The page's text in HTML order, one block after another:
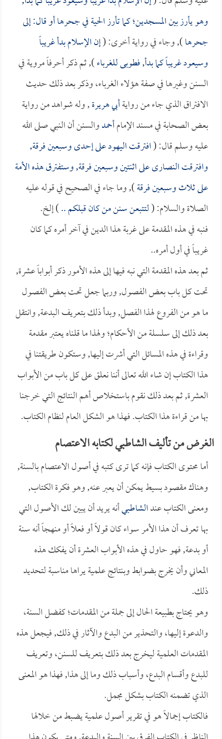
وهو يأرز بين المسجدين؛ كما تأرز الحية في جحرها أو قال: إلى
جحرها), وجاء في رواية أخرى: (إن الإسلام بدأ غريباً
وسيعود غريباً كما بدأ, فطوبى للغرباء), ثم ذكر أحرفاً مروية في
السنن وغيرها في صفة هؤلاء الغرباء، وذكر بعد ذلك حديث
الافتراق الذي جاء من روايةأبي هريرة, وله شواهد من رواية
بعض الصحابة في مسند الإمامأحمدوالسنن أن النبي صلى الله
عليه وسلم قال: (افترقت اليهود على إحدى وسبعين فرقة,
وافترقت النصارى على اثنتين وسبعين فرقة, وستفترق هذه الأمة
على ثلاث وسبعين فرقة), وما جاء في الصحيح في قوله عليه
الصلاة والسلام: (لتتبعن سنن من كان قبلكم ..) إلخ.
فنبه في هذه المقدمة على غربة هذا الدين في آخر أمره كما كان
غريباً في أول أمره..
ثم بعد هذه المقدمة التي نبه فيها إلى هذه الأمور ذكر أبواباً عشرة,
تحت كل باب بعض الفصول, وربما جعل تحت بعض الفصول
ما هو من الفروع لهذا الفصل, وبدأ ذلك بتعريف البدعة, وانتقل
بعد ذلك إلى سلسلة من الأحكام؛ ولهذا ما قلناه يعتبر مقدمة
وقراءة في هذه المسائل التي أشرت إليها, وستكون طريقتنا في
هذا الكتاب إن شاء الله تعالى أننا نعلق على كل باب من الأبواب
العشرة, ثم بعد ذلك نقوم باستخلاص أهم النتائج التي خرجنا
بها من قراءة هذا الكتاب. فهذا هو الشكل العام لنظام الكتاب.
الغرض من تأليف الشاطبي لكتابه الاعتصام
أما محتوى الكتاب فإنه كما ترى كتبه في أصول الاعتصام بالسنة,
وهناك مقصود بسيط يمكن أن يعبر عنه, وهو فكرة الكتاب,
ومعنى الكتاب عندالشاطبيأنه يريد أن يبين لك الأصول التي
بها تعرف أن هذا الأمر سواء كان قولاً أو فعلاً أو منهجاً أنه سنة
أو بدعة, فهو حاول في هذه الأبواب العشرة أن يفكك هذه
المعاني وأن يخرج بضوابط وبنتائج علمية يراها مناسبة لتحديد
ذلك.
وهو يحتاج بطبيعة الحال إلى جملة من المقدمات؛ كفضل السنة،
والدعوة إليها، والتحذير من البدع والآثار في ذلك, فيجعل هذه
المقدمات العلمية ليخرج بعد ذلك بتعريف للسنن، وتعريف
للبدع وأقسام البدع، وأسباب ذلك وما إلى هذا, فهذا هو المعنى
الذي تضمنه الكتاب بشكل مجمل.
فالكتاب إجمالاً هو في تقرير أصول علمية يضبط من خلالها